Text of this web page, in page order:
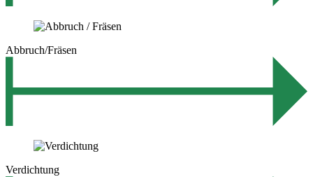
Abbruch/Fräsen
Verdichtung